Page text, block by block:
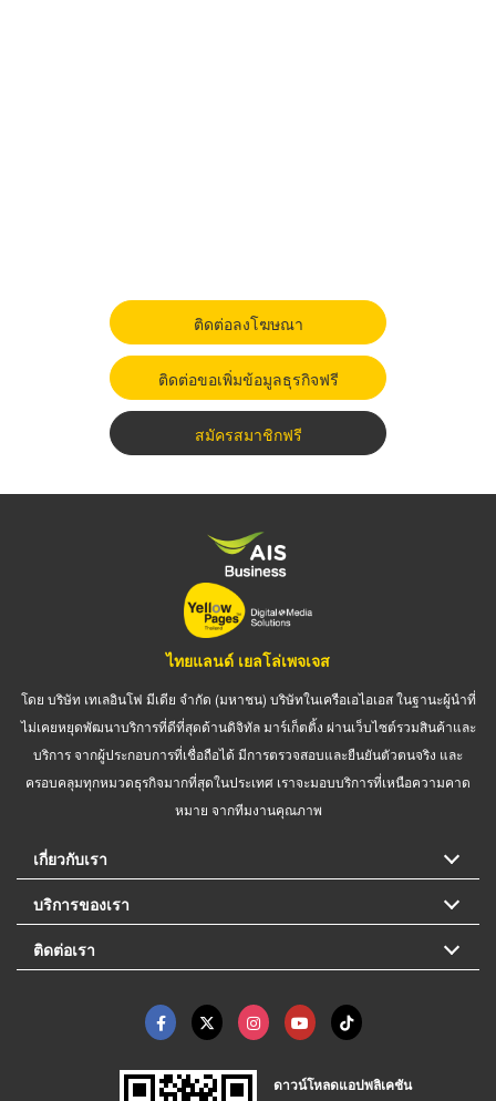
ติดต่อลงโฆษณา
ติดต่อขอเพิ่มข้อมูลธุรกิจฟรี
สมัครสมาชิกฟรี
ไทยแลนด์ เยลโล่เพจเจส
โดย บริษัท เทเลอินโฟ มีเดีย จำกัด (มหาชน) บริษัทในเครือเอไอเอส ในฐานะผู้นำที่
ไม่เคยหยุดพัฒนาบริการที่ดีที่สุดด้านดิจิทัล มาร์เก็ตติ้ง ผ่านเว็บไซต์รวมสินค้าและ
บริการ จากผู้ประกอบการที่เชื่อถือได้ มีการตรวจสอบและยืนยันตัวตนจริง และ
ครอบคลุมทุกหมวดธุรกิจมากที่สุดในประเทศ เราจะมอบบริการที่เหนือความคาด
หมาย จากทีมงานคุณภาพ
เกี่ยวกับเรา
บริการของเรา
ติดต่อเรา
ดาวน์โหลดแอปพลิเคชัน